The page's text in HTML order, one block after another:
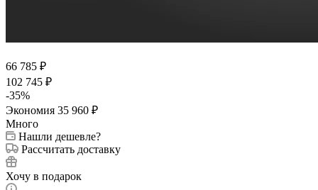
66 785 ₽
102 745 ₽
-35%
Экономия 35 960 ₽
Много
Нашли дешевле?
Рассчитать доставку
Хочу в подарок